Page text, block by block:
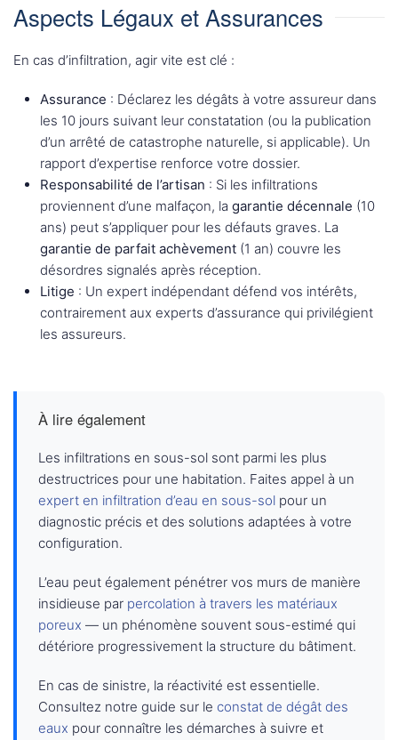
Aspects Légaux et Assurances
En cas d’infiltration, agir vite est clé :
Assurance : Déclarez les dégâts à votre assureur dans
les 10 jours suivant leur constatation (ou la publication
d’un arrêté de catastrophe naturelle, si applicable). Un
rapport d’expertise renforce votre dossier.
Responsabilité de l’artisan : Si les infiltrations
proviennent d’une malfaçon, la garantie décennale (10
ans) peut s’appliquer pour les défauts graves. La
garantie de parfait achèvement (1 an) couvre les
désordres signalés après réception.
Litige : Un expert indépendant défend vos intérêts,
contrairement aux experts d’assurance qui privilégient
les assureurs.
À lire également
Les infiltrations en sous-sol sont parmi les plus
destructrices pour une habitation. Faites appel à un
expert en infiltration d’eau en sous-sol pour un
diagnostic précis et des solutions adaptées à votre
configuration.
L’eau peut également pénétrer vos murs de manière
insidieuse par percolation à travers les matériaux
poreux — un phénomène souvent sous-estimé qui
détériore progressivement la structure du bâtiment.
En cas de sinistre, la réactivité est essentielle.
Consultez notre guide sur le constat de dégât des
eaux pour connaître les démarches à suivre et